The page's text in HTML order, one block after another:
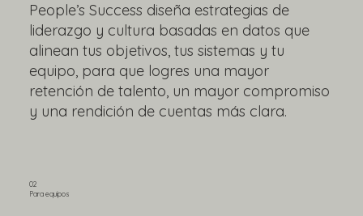
People’s Success diseña estrategias de
liderazgo y cultura basadas en datos que
alinean tus objetivos, tus sistemas y tu
equipo, para que logres una mayor
retención de talento, un mayor compromiso
y una rendición de cuentas más clara.
02
Para equipos